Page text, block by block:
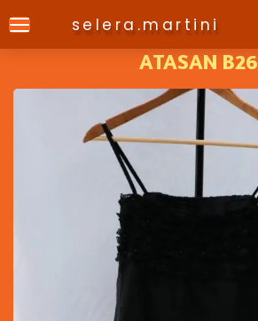
selera.martini
ATASAN B26